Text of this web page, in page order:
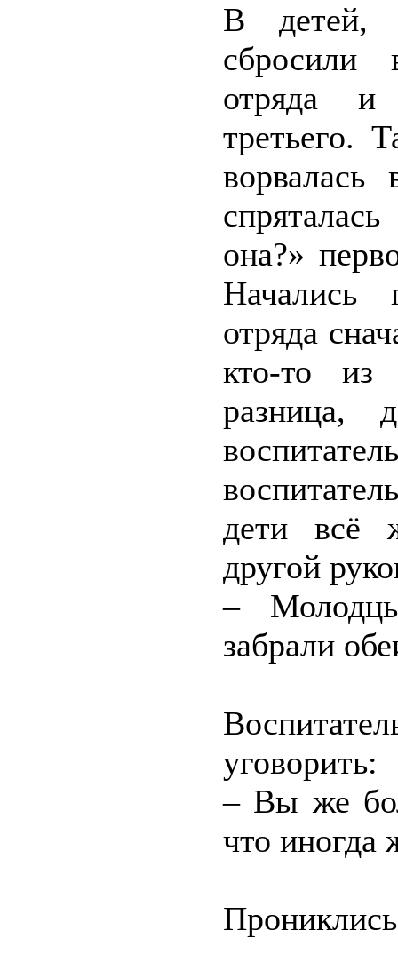
В детей,
сбросили
отряда и
третьего.
ворвалась
она?»
Начались
отряда
кто-то из
разница,
дети всё
другой
–
забрали
уговорить:
– Вы же
что иногда